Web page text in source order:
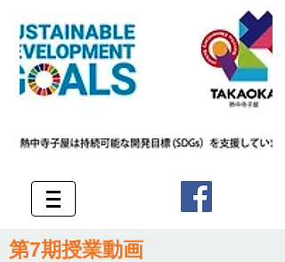
​第7期授業動画